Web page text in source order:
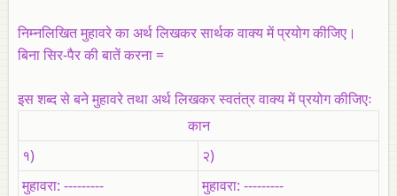
निम्‍नलिखित मुहावरे का अर्थ लिखकर सार्थक वाक्‍य में प्रयोग कीजिए।
बिना सिर-पैर की बातें करना =
इस शब्‍द से बने मुहावरे तथा अर्थ लिखकर स्‍वतंत्र वाक्‍य में प्रयोग कीजिएः
कान
१)
२)
मुहावरा: ---------
मुहावरा: ---------